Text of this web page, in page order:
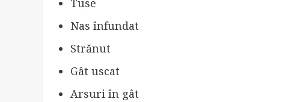
Tuse
Nas înfundat
Strănut
Gât uscat
Arsuri în gât